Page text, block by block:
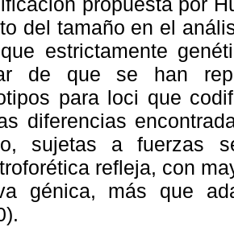
del tamaño en el
estrictamente
de que se han
para loci que
diferencias
sujetas a fuerzas
refleja, con
génica, más que